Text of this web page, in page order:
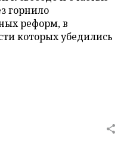
горнило
реформ, в
которых убедились